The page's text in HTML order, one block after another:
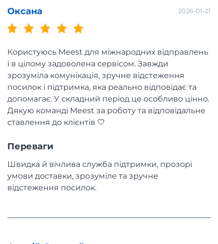
Оксана 2026-01-21
Користуюсь Meest для міжнародних відправлень
і в цілому задоволена сервісом. Завжди
зрозуміла комунікація, зручне відстеження
посилок і підтримка, яка реально відповідає та
допомагає. У складний період це особливо цінно.
Дякую команді Meest за роботу та відповідальне
ставлення до клієнтів 🤍
Переваги
Швидка й вічлива служба підтримки, прозорі
умови доставки, зрозуміле та зручне
відстеження посилок.